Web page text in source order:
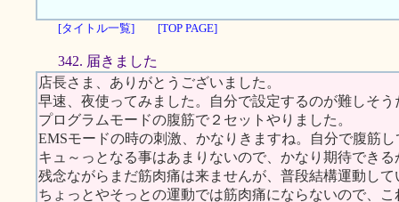
[タイトル一覧] [TOP PAGE]
342. 届きました
店長さま、ありがとうございました。
早速、夜使ってみました。自分で設定するのが難しそう
プログラムモードの腹筋で２セットやりました。
EMSモードの時の刺激、かなりきますね。自分で腹筋
キュ～っとなる事はあまりないので、かなり期待できる
残念ながらまだ筋肉痛は来ませんが、普段結構運動して
ちょっとやそっとの運動では筋肉痛にならないので、